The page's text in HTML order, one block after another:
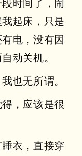
起床，只是
电，没有因
动关机。
也无所谓。
，应该是很
衣，直接穿